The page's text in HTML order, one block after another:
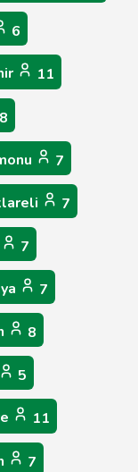
6
11
8
7
7
7
7
8
5
11
7